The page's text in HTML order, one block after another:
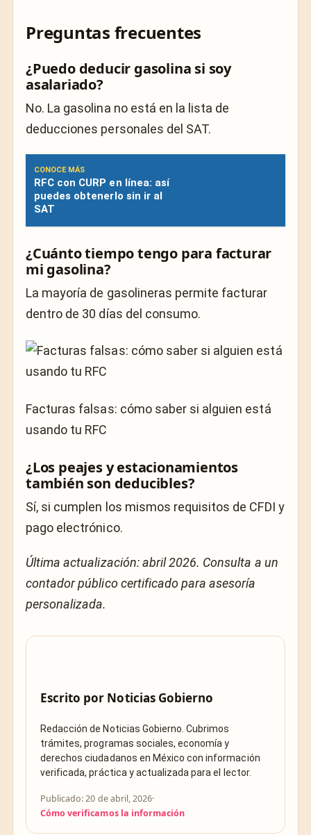
Preguntas frecuentes
¿Puedo deducir gasolina si soy
asalariado?
No. La gasolina no está en la lista de
deducciones personales del SAT.
CONOCE MÁS
RFC con CURP en línea: así
puedes obtenerlo sin ir al
SAT
¿Cuánto tiempo tengo para facturar
mi gasolina?
La mayoría de gasolineras permite facturar
dentro de 30 días del consumo.
Facturas falsas: cómo saber si alguien está
usando tu RFC
¿Los peajes y estacionamientos
también son deducibles?
Sí, si cumplen los mismos requisitos de CFDI y
pago electrónico.
Última actualización: abril 2026. Consulta a un
contador público certificado para asesoría
personalizada.
Escrito por Noticias Gobierno
Redacción de Noticias Gobierno. Cubrimos
trámites, programas sociales, economía y
derechos ciudadanos en México con información
verificada, práctica y actualizada para el lector.
Publicado: 20 de abril, 2026·
Cómo verificamos la información